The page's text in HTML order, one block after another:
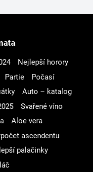
Nejlepší horory
Partie
Počasí
Auto – katalog
Svařené víno
Aloe vera
ascendentu
palačinky